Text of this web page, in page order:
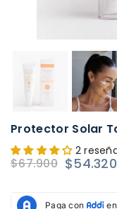
Protector Solar
2
Precio
$67.900 $54.320